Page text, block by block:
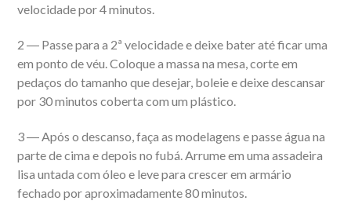
velocidade por 4 minutos.
2 ― Passe para a 2ª velocidade e deixe bater até ficar uma
em ponto de véu. Coloque a massa na mesa, corte em
pedaços do tamanho que desejar, boleie e deixe descansar
por 30 minutos coberta com um plástico.
3 ― Após o descanso, faça as modelagens e passe água na
parte de cima e depois no fubá. Arrume em uma assadeira
lisa untada com óleo e leve para crescer em armário
fechado por aproximadamente 80 minutos.